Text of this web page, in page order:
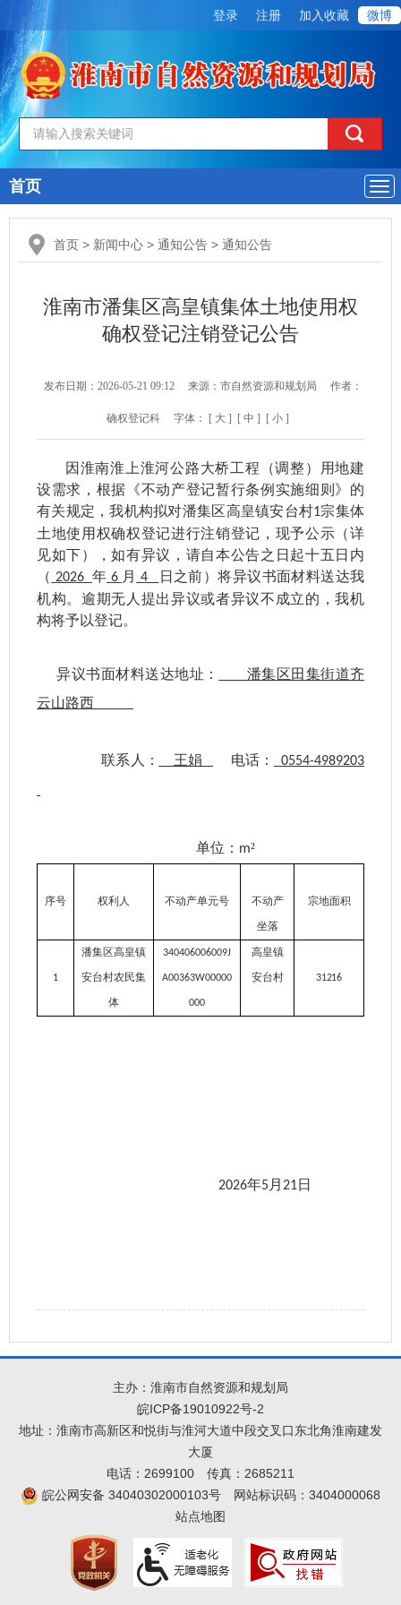
登录 注册 加入收藏 微博
导
航
首页
首页 > 新闻中心 > 通知公告 > 通知公告
淮南市潘集区高皇镇集体土地使用权
确权登记注销登记公告
发布日期：2026-05-21 09:12 来源：市自然资源和规划局 作者：
确权登记科 字体： [ 大 ] [ 中 ] [ 小 ]
因淮南淮上淮河公路大桥工程（调整）用地建
设需求， 根据《不动产登记暂行条例实施细则》的
有关规定，我机构拟对潘集区高皇镇安台村1宗集体
土地使用权确权登记进行注销登记，现予公示（详
见如下），如有异议，请自本公告之日起十五日内
（ 2026 年 6 月 4 日之前）将异议书面材料送达我
机构。逾期无人提出异议或者异议不成立的，我机
构将予以登记。
异议书面材料送达地址：
潘集区田集街道齐
云山路西
联系人： 王娟 电话： 0554-4989203
单位： m²
序号 权利人 不动产单元号
不动产
坐落
宗地面积
1
潘集区高皇镇
安台村农民集
体
340406006009J
A00363W00000
000
高皇镇
安台村
31216
2026年5月 21日
主办：淮南市自然资源和规划局
皖ICP备19010922号-2
地址：淮南市高新区和悦街与淮河大道中段交叉口东北角淮南建发
大厦
电话：2699100
传真：2685211
皖公网安备 34040302000103号
网站标识码：3404000068
站点地图